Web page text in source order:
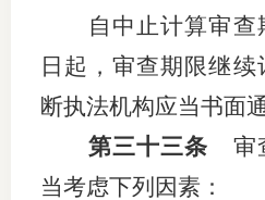
自中止计算审查
日起，审查期限继
断执法机构应当书面
第三十三条 审
当考虑下列因素：